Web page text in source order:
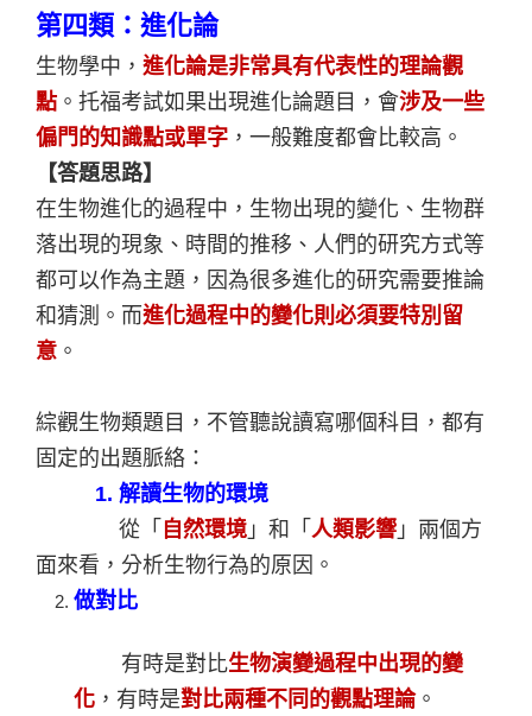
第四類：進化論
生物學中， 進化論是非常具有代表性的理論觀
點 。托福考試如果出現進化論題目，會涉及一些
偏門的知識點或單字 ，一般難度都會比較高。
【答題思路】
在生物進化的過程中，生物出現的變化、生物群
落出現的現象、時間的推移、人們的研究方式等
都可以作為主題，因為很多進化的研究需要推論
和猜測。而進化過程中的變化則必須要特別留
意 。
綜觀生物類題目，不管聽說讀寫哪個科目，都有
固定的出題脈絡：
1. 解讀生物的環境
從「 自然環境 」和「 人類影響 」兩個方
面來看，分析生物行為的原因。
做對比
有時是對比生物演變過程中出現的變
化 ，有時是對比兩種不同的觀點理論。